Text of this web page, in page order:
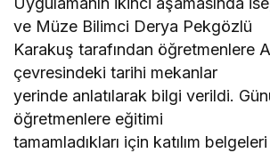
ve Müze Bilimci Derya Pekgözlü
Karakuş tarafından öğretmenlere
çevresindeki tarihi mekanlar
yerinde anlatılarak bilgi verildi.
öğretmenlere eğitimi
tamamladıkları için katılım